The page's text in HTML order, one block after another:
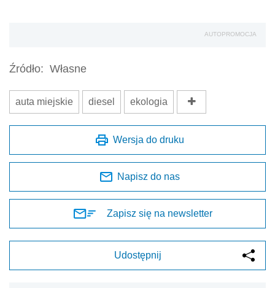
AUTOPROMOCJA
Źródło: Własne
auta miejskie diesel ekologia
Wersja do druku
Napisz do nas
Zapisz się na newsletter
Udostępnij